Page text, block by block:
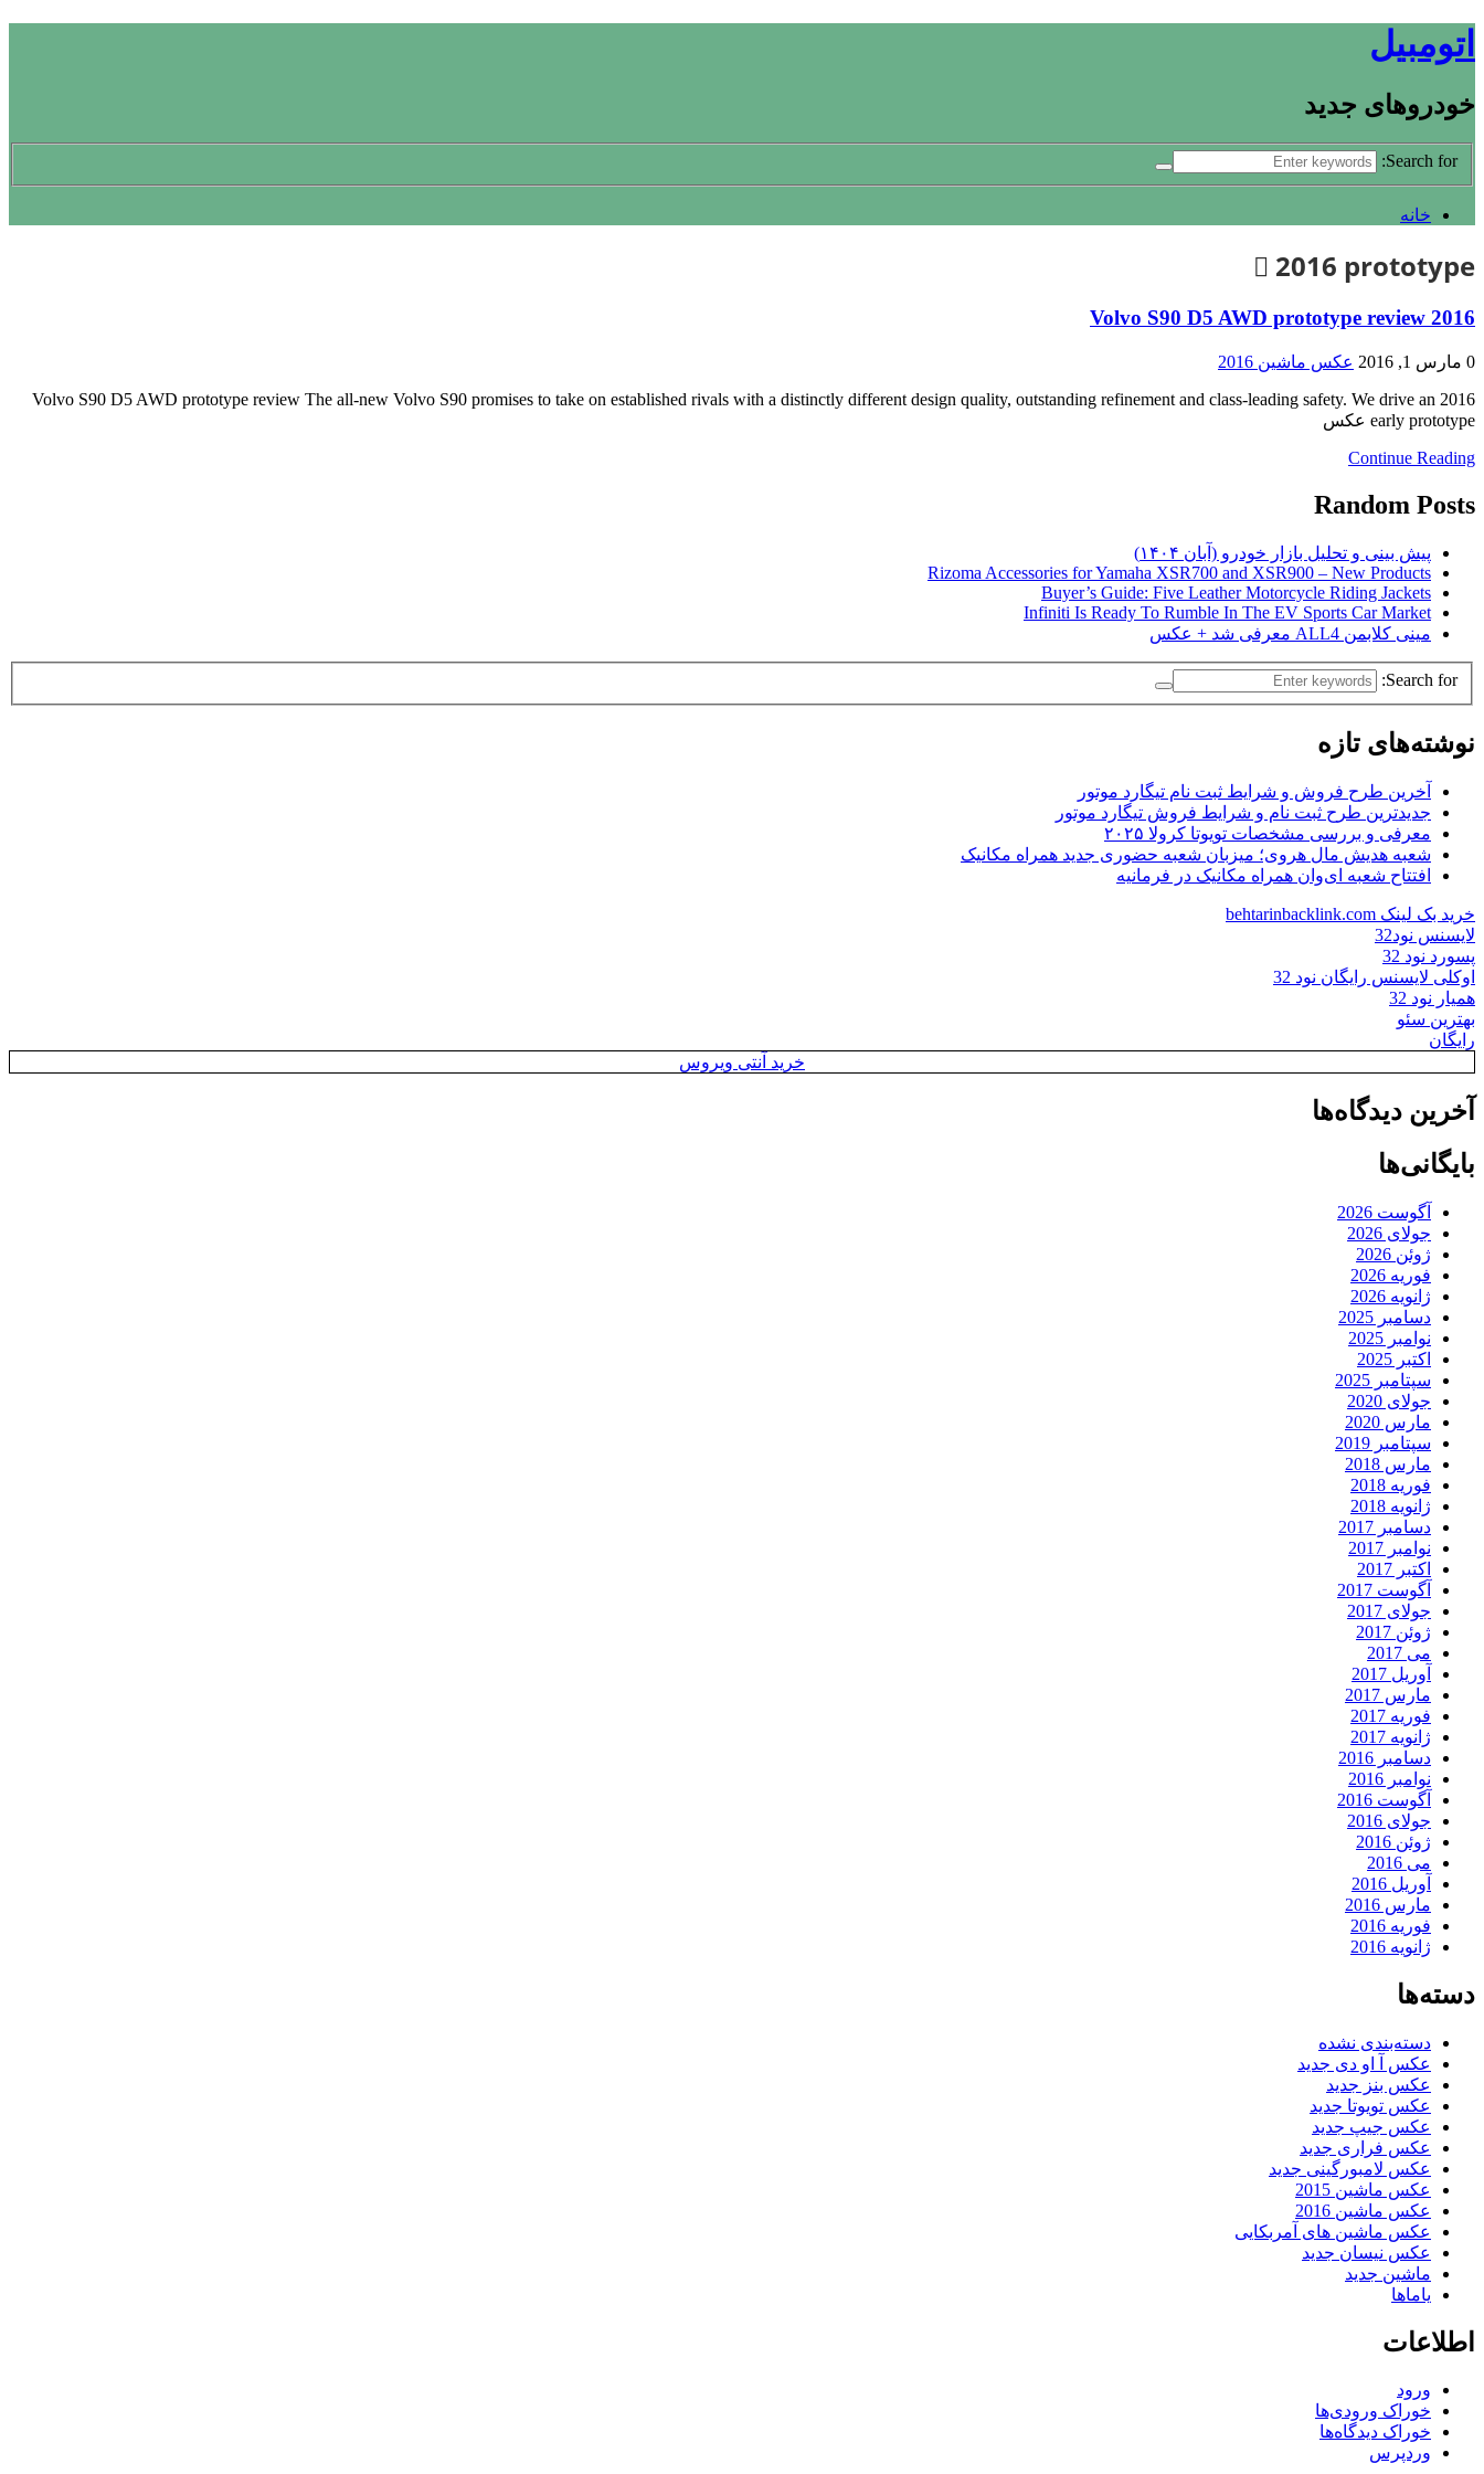
اتومبیل
خودروهای جدید
Search for:
خانه
2016 prototype
2016 Volvo S90 D5 AWD prototype review
0 مارس 1, 2016
عکس ماشین 2016
2016 Volvo S90 D5 AWD prototype review The all-new Volvo S90 promises to take on established rivals with a distinctly different design quality, outstanding refinement and class-leading safety. We drive an
early prototype عکس
Continue Reading
Random Posts
پیش بینی و تحلیل بازار خودرو (آبان ۱۴۰۴)
Rizoma Accessories for Yamaha XSR700 and XSR900 – New Products
Buyer’s Guide: Five Leather Motorcycle Riding Jackets
Infiniti Is Ready To Rumble In The EV Sports Car Market
مینی کلابمن ALL4 معرفی شد + عکس
Search for:
نوشته‌های تازه
آخرین طرح فروش و شرایط ثبت نام تیگارد موتور
جدیدترین طرح ثبت نام و شرایط فروش تیگارد موتور
معرفی و بررسی مشخصات تویوتا کرولا ۲۰۲۵
شعبه هدیش مال هروی؛ میزبان شعبه حضوری جدید همراه مکانیک
افتتاح شعبه ای‌وان همراه مکانیک در فرمانیه
خرید بک لینک behtarinbacklink.com
لایسنس نود32
پسورد نود 32
اوکلی لایسنس رایگان نود 32
همیار نود 32
بهترین سئو
رایگان
خرید آنتی ویروس
آخرین دیدگاه‌ها
بایگانی‌ها
آگوست 2026
جولای 2026
ژوئن 2026
فوریه 2026
ژانویه 2026
دسامبر 2025
نوامبر 2025
اکتبر 2025
سپتامبر 2025
جولای 2020
مارس 2020
سپتامبر 2019
مارس 2018
فوریه 2018
ژانویه 2018
دسامبر 2017
نوامبر 2017
اکتبر 2017
آگوست 2017
جولای 2017
ژوئن 2017
می 2017
آوریل 2017
مارس 2017
فوریه 2017
ژانویه 2017
دسامبر 2016
نوامبر 2016
آگوست 2016
جولای 2016
ژوئن 2016
می 2016
آوریل 2016
مارس 2016
فوریه 2016
ژانویه 2016
دسته‌ها
دسته‌بندی نشده
عکس آ او دی جدید
عکس بنز جدید
عکس تویوتا جدید
عکس جیپ جدید
عکس فراری جدید
عکس لامبورگینی جدید
عکس ماشین 2015
عکس ماشین 2016
عکس ماشین های آمربکایی
عکس نیسان جدید
ماشین جدید
یاماها
اطلاعات
ورود
خوراک ورودی‌ها
خوراک دیدگاه‌ها
وردپرس